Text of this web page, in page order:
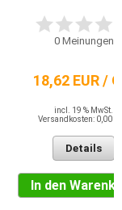
0Meinungen
18,62 EUR /
incl. 19 % MwSt.
Versandkosten: 0,00
Details
In den